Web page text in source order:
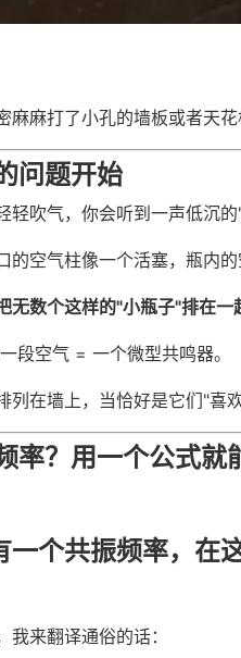
麻麻打了小孔的墙板或者
问题开始
轻吹气，你会听到一声低沉
的空气柱像一个活塞，瓶内
无数个这样的"小瓶子"排在一
段空气 = 一个微型共鸣器。
列在墙上，当恰好是它们"
率？用一个公式就
一个共振频率，在
来翻译通俗的话：